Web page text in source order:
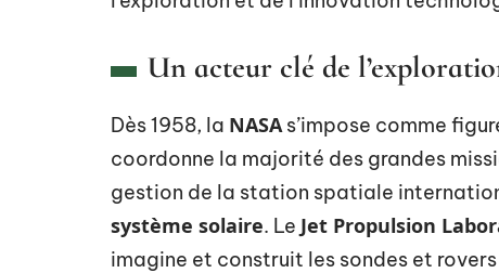
Un acteur clé de
Dès 1958, la NASAs’impose comme
coordonne la majorité des grandes
gestion de la station spatiale
système solaire. Le Jet Propulsion
imagine et construit les sondes et